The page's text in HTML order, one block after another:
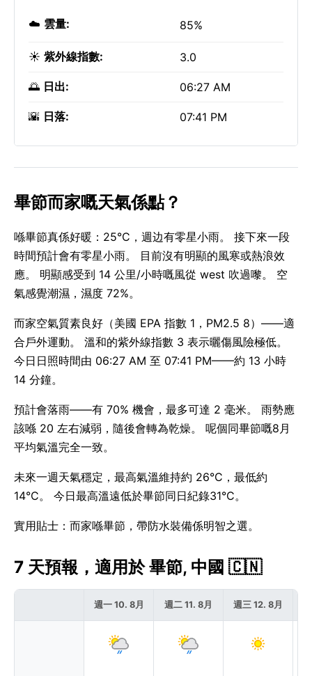
☁️ 雲量: 85%
☀️ 紫外線指數: 3.0
🌅 日出: 06:27 AM
🌇 日落: 07:41 PM
畢節而家嘅天氣係點？
喺畢節真係好暖：25°C，週边有零星小雨。 接下來一段
時間預計會有零星小雨。 目前沒有明顯的風寒或熱浪效
應。 明顯感受到 14 公里/小時嘅風從 west 吹過嚟。 空
氣感覺潮濕，濕度 72%。
而家空氣質素良好（美國 EPA 指數 1，PM2.5 8）——適
合戶外運動。 溫和的紫外線指數 3 表示曬傷風險極低。
今日日照時間由 06:27 AM 至 07:41 PM——約 13 小時
14 分鐘。
預計會落雨——有 70% 機會，最多可達 2 毫米。 雨勢應
該喺 20 左右減弱，隨後會轉為乾燥。 呢個同畢節嘅8月
平均氣溫完全一致。
未來一週天氣穩定，最高氣溫維持約 26°C，最低約
14°C。 今日最高溫遠低於畢節同日紀錄31°C。
實用貼士：而家喺畢節，帶防水裝備係明智之選。
7 天預報，適用於 畢節, 中國 🇨🇳
週一 10. 8月 週二 11. 8月 週三 12. 8月